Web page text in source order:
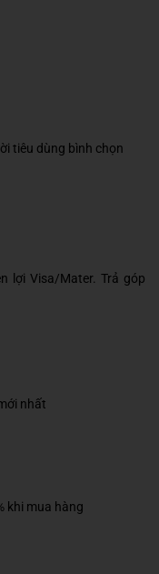
tiêu dùng bình chọn
lợi Visa/Mater. Trả góp
nhất
khi mua hàng